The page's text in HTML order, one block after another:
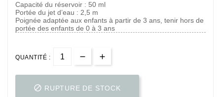
Capacité du réservoir : 50 ml
Portée du jet d’eau : 2,5 m
Poignée adaptée aux enfants à partir de 3 ans, tenir hors de
portée des enfants de 0 à 3 ans
QUANTITÉ :
 RUPTURE DE STOCK